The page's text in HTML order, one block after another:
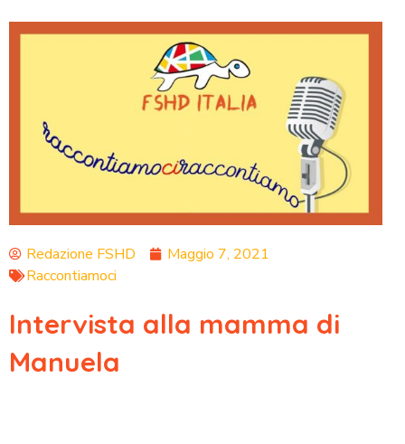
Redazione FSHD
Maggio 7, 2021
Raccontiamoci
Intervista alla mamma di
Manuela